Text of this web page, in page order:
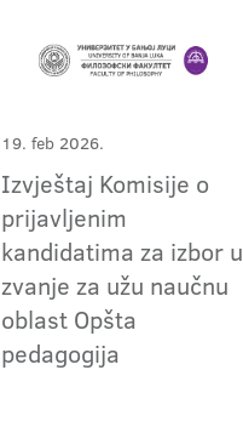
19. feb 2026.
Izvještaj Komisije o
prijavljenim
kandidatima za izbor u
zvanje za užu naučnu
oblast Opšta
pedagogija